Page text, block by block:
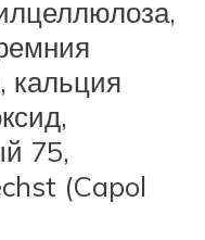
кальция
75,
(Capol